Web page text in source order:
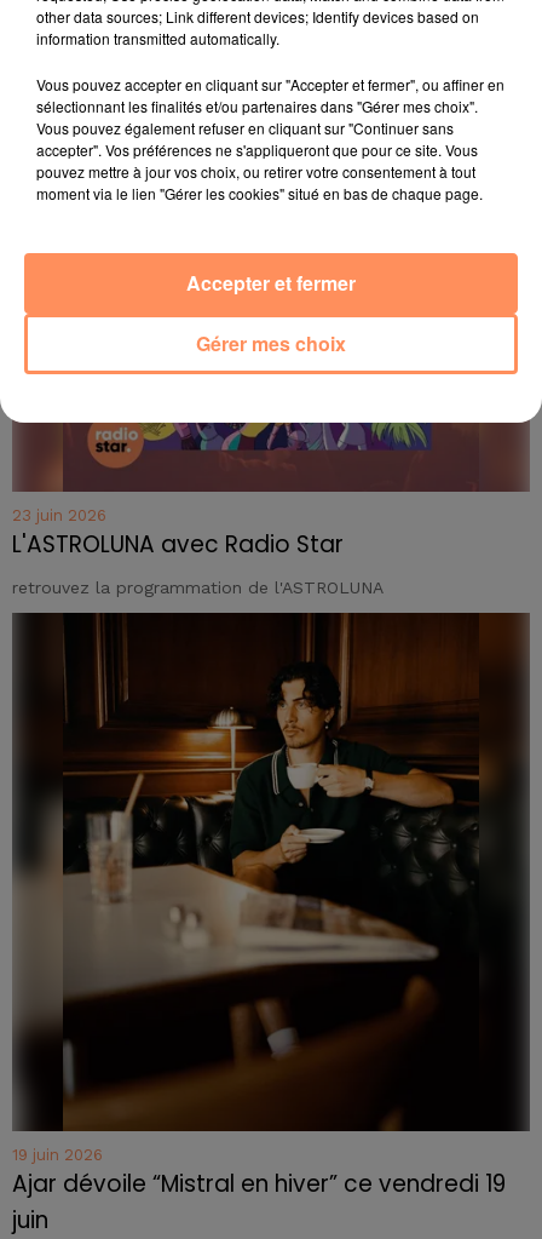
23 juin 2026
L'ASTROLUNA avec Radio Star
retrouvez la programmation de l'ASTROLUNA
19 juin 2026
Ajar dévoile “Mistral en hiver” ce vendredi 19
juin
other data sources; Link different devices; Identify devices based on
information transmitted automatically.
Vous pouvez accepter en cliquant sur "Accepter et fermer", ou affiner en
sélectionnant les finalités et/ou partenaires dans "Gérer mes choix".
Vous pouvez également refuser en cliquant sur "Continuer sans
accepter". Vos préférences ne s'appliqueront que pour ce site. Vous
pouvez mettre à jour vos choix, ou retirer votre consentement à tout
moment via le lien "Gérer les cookies" situé en bas de chaque page.
Gérer mes choix
Accepter et fermer